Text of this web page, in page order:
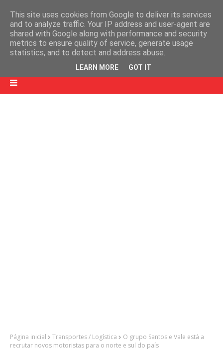
Página inicial Transportes / Logística
O grupo Santos e Vale está a
recrutar novos motoristas para o norte e sul do país
This site uses cookies from Google to deliver its services
and to analyze traffic. Your IP address and user-agent are
shared with Google along with performance and security
metrics to ensure quality of service, generate usage
statistics, and to detect and address abuse.
LEARN MORE GOT IT